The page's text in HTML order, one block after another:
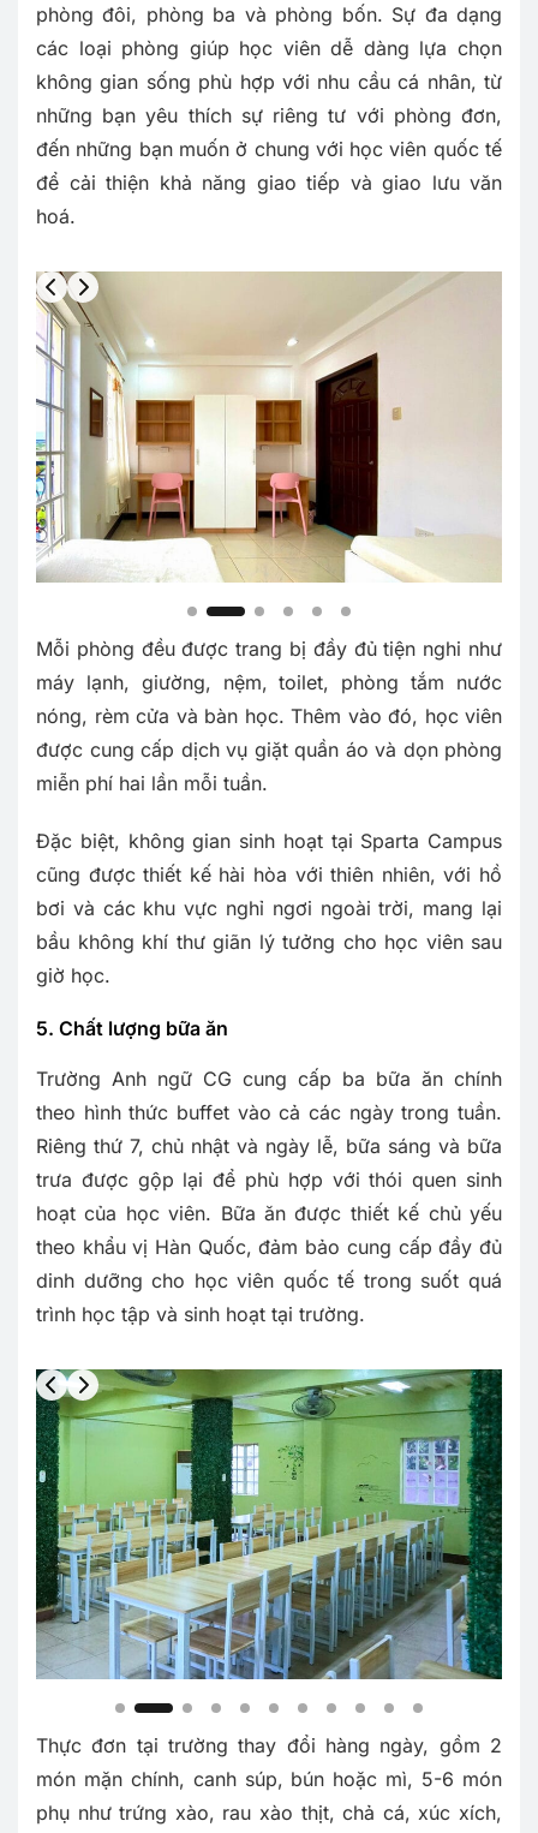
phòng đôi, phòng ba và phòng bốn. Sự đa dạng
các loại phòng giúp học viên dễ dàng lựa chọn
không gian sống phù hợp với nhu cầu cá nhân, từ
những bạn yêu thích sự riêng tư với phòng đơn,
đến những bạn muốn ở chung với học viên quốc tế
để cải thiện khả năng giao tiếp và giao lưu văn
hoá.
Slide 3 of 6
Mỗi phòng đều được trang bị đầy đủ tiện nghi như
máy lạnh, giường, nệm, toilet, phòng tắm nước
nóng, rèm cửa và bàn học. Thêm vào đó, học viên
được cung cấp dịch vụ giặt quần áo và dọn phòng
miễn phí hai lần mỗi tuần.
Đặc biệt, không gian sinh hoạt tại Sparta Campus
cũng được thiết kế hài hòa với thiên nhiên, với hồ
bơi và các khu vực nghỉ ngơi ngoài trời, mang lại
bầu không khí thư giãn lý tưởng cho học viên sau
giờ học.
5. Chất lượng bữa ăn
Trường Anh ngữ CG cung cấp ba bữa ăn chính
theo hình thức buffet vào cả các ngày trong tuần.
Riêng thứ 7, chủ nhật và ngày lễ, bữa sáng và bữa
trưa được gộp lại để phù hợp với thói quen sinh
hoạt của học viên. Bữa ăn được thiết kế chủ yếu
theo khẩu vị Hàn Quốc, đảm bảo cung cấp đầy đủ
dinh dưỡng cho học viên quốc tế trong suốt quá
trình học tập và sinh hoạt tại trường.
Slide 3 of 11
Thực đơn tại trường thay đổi hàng ngày, gồm 2
món mặn chính, canh súp, bún hoặc mì, 5-6 món
phụ như trứng xào, rau xào thịt, chả cá, xúc xích,